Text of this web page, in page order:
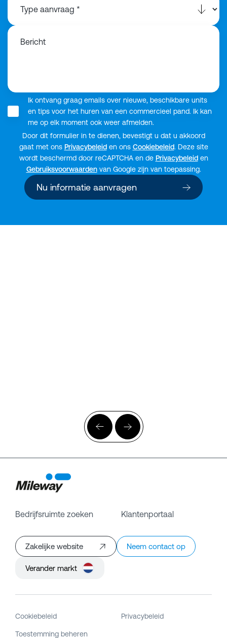
Bericht
Ik ontvang graag emails over nieuwe, beschikbare units
en tips voor het huren van een commercieel pand. Ik kan
me op elk moment ook weer afmelden.
Door dit formulier in te dienen, bevestigt u dat u akkoord
gaat met ons Privacybeleiden ons Cookiebeleid. Deze site
wordt beschermd door reCAPTCHA en de Privacybeleiden
Gebruiksvoorwaardenvan Google zijn van toepassing.
Nu informatie aanvragen
Bedrijfsruimte zoeken Klantenportaal
Zakelijke website Neem contact op
Verander markt
Cookiebeleid Privacybeleid
Toestemming beheren